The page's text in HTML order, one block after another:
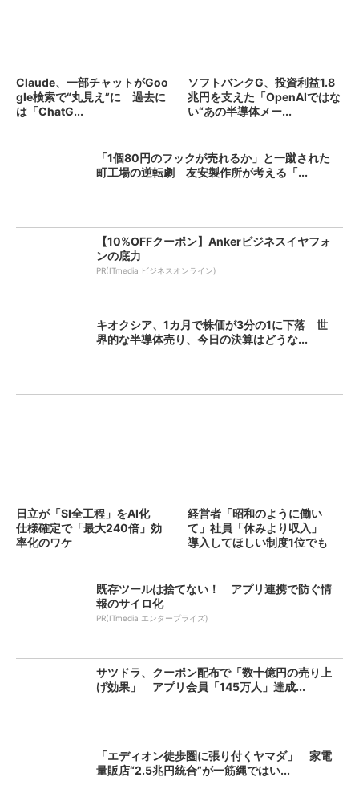
Claude、一部チャットがGoo
gle検索で“丸見え”に 過去に
は「ChatG...
ソフトバンクG、投資利益1.8
兆円を支えた「OpenAIではな
い“あの半導体メー...
「1個80円のフックが売れるか」と一蹴された
町工場の逆転劇 友安製作所が考える「...
【10%OFFクーポン】Ankerビジネスイヤフォ
ンの底力
PR(ITmedia ビジネスオンライン)
キオクシア、1カ月で株価が3分の1に下落 世
界的な半導体売り、今日の決算はどうな...
日立が「SI全工程」をAI化
仕様確定で「最大240倍」効
率化のワケ
経営者「昭和のように働い
て」社員「休みより収入」
導入してほしい制度1位でも
既存ツールは捨てない！ アプリ連携で防ぐ情
報のサイロ化
PR(ITmedia エンタープライズ)
サツドラ、クーポン配布で「数十億円の売り上
げ効果」 アプリ会員「145万人」達成...
「エディオン徒歩圏に張り付くヤマダ」 家電
量販店“2.5兆円統合”が一筋縄ではい...